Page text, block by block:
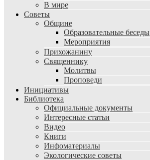
В мире
Советы
Общине
Образовательные беседы
Мероприятия
Прихожанину
Священнику
Молитвы
Проповеди
Инициативы
Библиотека
Официальные документы
Интересные статьи
Видео
Книги
Инфоматериалы
Экологические советы